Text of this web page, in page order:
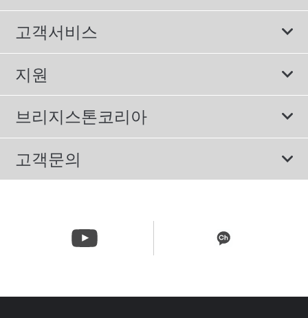
모두
스포츠 타이어
컴포트 타이어
친환경 타이어
SUV/RV 타이어
겨울용 타이어
고객서비스
보증서비스
에너지소비효율등급제도
지원
이용약관
개인정보처리방침
브리지스톤코리아
회사소개
올림픽활동
뉴스릴리즈
고객문의
주문&배송 문의 070-4398-2824